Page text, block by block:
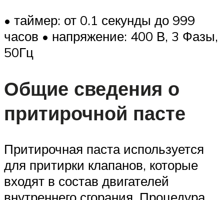
• таймер: от 0.1 секунды до 999
часов • напряжение: 400 В, 3 Фазы,
50Гц
Общие сведения о
притирочной пасте
Притирочная паста используется
для притирки клапанов, которые
входят в состав двигателей